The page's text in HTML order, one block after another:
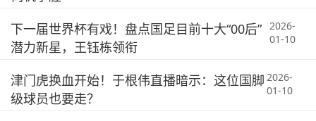
下一届世界杯有戏！盘点国足目前十大“00后”
潜力新星，王钰栋领衔
2026-
01-10
津门虎换血开始！于根伟直播暗示：这位国脚
级球员也要走？
2026-
01-10